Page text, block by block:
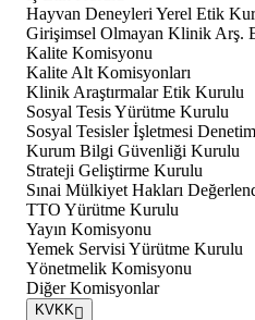
Hayvan Deneyleri Yerel Etik
Girişimsel Olmayan Klinik Arş.
Kalite Komisyonu
Kalite Alt Komisyonları
Klinik Araştırmalar Etik Kurulu
Sosyal Tesis Yürütme Kurulu
Sosyal Tesisler İşletmesi
Kurum Bilgi Güvenliği Kurulu
Strateji Geliştirme Kurulu
Sınai Mülkiyet Hakları
TTO Yürütme Kurulu
Yayın Komisyonu
Yemek Servisi Yürütme Kurulu
Yönetmelik Komisyonu
Diğer Komisyonlar
KVKK